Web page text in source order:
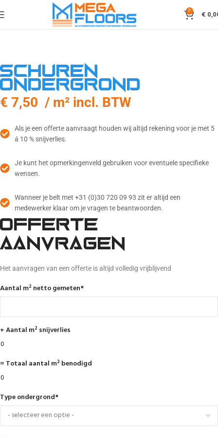
0 €
Schuren
ondergrond
€ 7,50 / m² incl. BTW
Als je een offerte aanvraagt houden wij altijd rekening voor je met 5
á 10 % snijverlies.
Je kunt het opmerkingenveld gebruiken voor eventuele specifieke
wensen.
Wanneer je belt met +31 (0)30 720 09 93 zit er altijd een
medewerker klaar om je vragen te beantwoorden.
Offerte
aanvragen
Het aanvragen van een offerte is altijd volledig vrijblijvend
Aantal m² netto gemeten*
+ Aantal m² snijverlies
= Totaal aantal m² benodigd
Type ondergrond*